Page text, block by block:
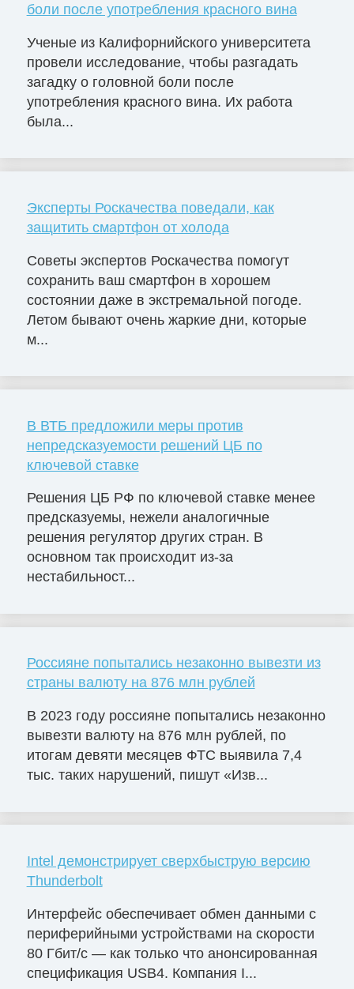
боли после употребления красного вина
Ученые из Калифорнийского университета
провели исследование, чтобы разгадать
загадку о головной боли после
употребления красного вина. Их работа
была...
Эксперты Роскачества поведали, как
защитить смартфон от холода
Советы экспертов Роскачества помогут
сохранить ваш смартфон в хорошем
состоянии даже в экстремальной погоде.
Летом бывают очень жаркие дни, которые
м...
В ВТБ предложили меры против
непредсказуемости решений ЦБ по
ключевой ставке
Решения ЦБ РФ по ключевой ставке менее
предсказуемы, нежели аналогичные
решения регулятор других стран. В
основном так происходит из-за
нестабильност...
Россияне попытались незаконно вывезти из
страны валюту на 876 млн рублей
В 2023 году россияне попытались незаконно
вывезти валюту на 876 млн рублей, по
итогам девяти месяцев ФТС выявила 7,4
тыс. таких нарушений, пишут «Изв...
Intel демонстрирует сверхбыструю версию
Thunderbolt
Интерфейс обеспечивает обмен данными с
периферийными устройствами на скорости
80 Гбит/с — как только что анонсированная
спецификация USB4. Компания I...